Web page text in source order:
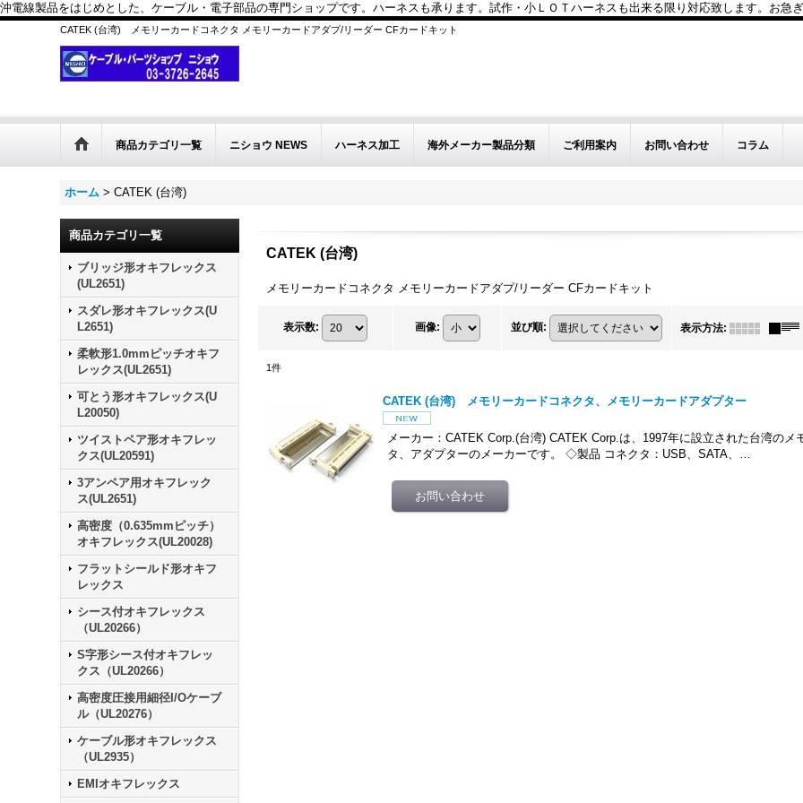
沖電線製品をはじめとした、ケーブル・電子部品の専門ショップです。ハーネスも承ります。試作・小ＬＯＴハーネスも出来る限り対応致します。お急
CATEK (台湾) メモリーカードコネクタ メモリーカードアダプ/リーダー CFカードキット
商品カテゴリ一覧 ニショウ NEWS ハーネス加工 海外メーカー製品分類 ご利用案内 お問い合わせ コラム
ホーム > CATEK (台湾)
商品カテゴリ一覧
ブリッジ形オキフレックス
(UL2651)
スダレ形オキフレックス(U
L2651)
柔軟形1.0mmピッチオキフ
レックス(UL2651)
可とう形オキフレックス(U
L20050)
ツイストペア形オキフレッ
クス(UL20591)
3アンペア用オキフレック
ス(UL2651)
高密度（0.635mmピッチ）
オキフレックス(UL20028)
フラットシールド形オキフ
レックス
シース付オキフレックス
（UL20266）
S字形シース付オキフレッ
クス（UL20266）
高密度圧接用細径I/Oケーブ
ル（UL20276）
ケーブル形オキフレックス
（UL2935）
EMIオキフレックス
CATEK (台湾)
メモリーカードコネクタ メモリーカードアダプ/リーダー CFカードキット
表示数: 画像: 並び順: 表示方法:
1件
CATEK (台湾) メモリーカードコネクタ、メモリーカードアダプター
メーカー：CATEK Corp.(台湾) CATEK Corp.は、1997年に設立された台湾のメ
タ、アダプターのメーカーです。 ◇製品 コネクタ：USB、SATA、…